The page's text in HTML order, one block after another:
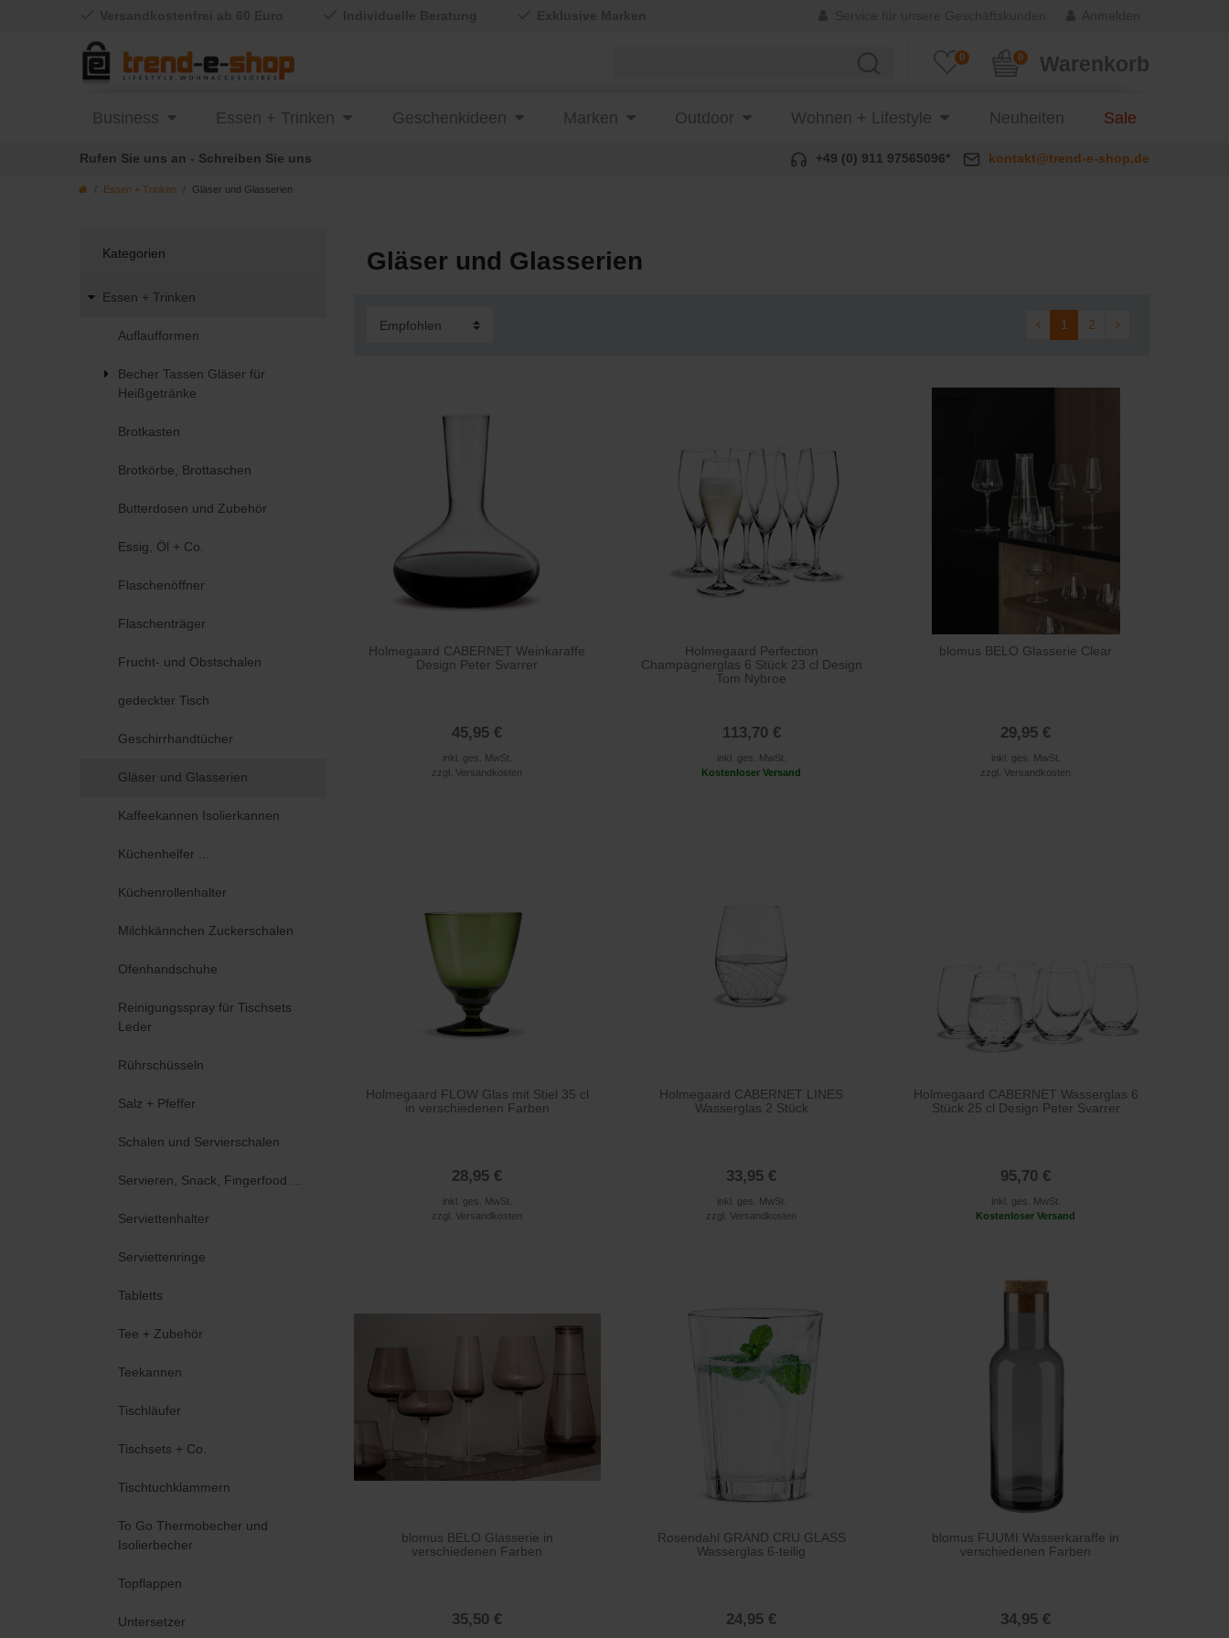
Essen + Trinken Gläser und Glasserien
0 Warenkorb
0
Business Essen + Trinken Geschenkideen Marken Outdoor Wohnen + Lifestyle Neuheiten Sale
Rufen Sie uns an - Schreiben Sie uns +49 (0) 911 97565096* kontakt@trend-e-shop.de
Kategorien
Essen + Trinken
Auflaufformen
Becher Tassen Gläser für
Heißgetränke
Brotkasten
Brotkörbe, Brottaschen
Butterdosen und Zubehör
Essig, Öl + Co.
Flaschenöffner
Flaschenträger
Frucht- und Obstschalen
gedeckter Tisch
Geschirrhandtücher
Gläser und Glasserien
Kaffeekannen Isolierkannen
Küchenhelfer ...
Küchenrollenhalter
Milchkännchen Zuckerschalen
Ofenhandschuhe
Reinigungsspray für Tischsets
Leder
Rührschüsseln
Salz + Pfeffer
Schalen und Servierschalen
Servieren, Snack, Fingerfood ...
Serviettenhalter
Serviettenringe
Tabletts
Tee + Zubehör
Teekannen
Tischläufer
Tischsets + Co.
Tischtuchklammern
To Go Thermobecher und
Isolierbecher
Topflappen
Untersetzer
Gläser und Glasserien
1 2
Holmegaard CABERNET Weinkaraffe
Design Peter Svarrer
45,95 €
inkl. ges. MwSt.
zzgl.Versandkosten
Holmegaard Perfection
Champagnerglas 6 Stück 23 cl Design
Tom Nybroe
113,70 €
inkl. ges. MwSt.
Kostenloser Versand
blomus BELO Glasserie Clear
29,95 €
inkl. ges. MwSt.
zzgl.Versandkosten
Holmegaard FLOW Glas mit Stiel 35 cl
in verschiedenen Farben
28,95 €
inkl. ges. MwSt.
zzgl.Versandkosten
Holmegaard CABERNET LINES
Wasserglas 2 Stück
33,95 €
inkl. ges. MwSt.
zzgl.Versandkosten
Holmegaard CABERNET Wasserglas 6
Stück 25 cl Design Peter Svarrer
95,70 €
inkl. ges. MwSt.
Kostenloser Versand
blomus BELO Glasserie in
verschiedenen Farben
35,50 €
Rosendahl GRAND CRU GLASS
Wasserglas 6-teilig
24,95 €
blomus FUUMI Wasserkaraffe in
verschiedenen Farben
34,95 €